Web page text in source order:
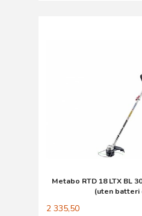
Metabo RTD 18 LTX BL
(uten batteri
2 335,50